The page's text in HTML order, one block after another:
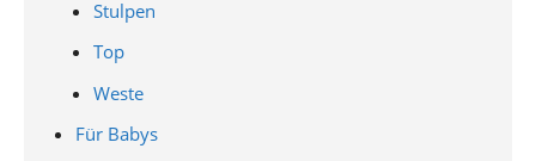
Stulpen
Top
Weste
Für Babys